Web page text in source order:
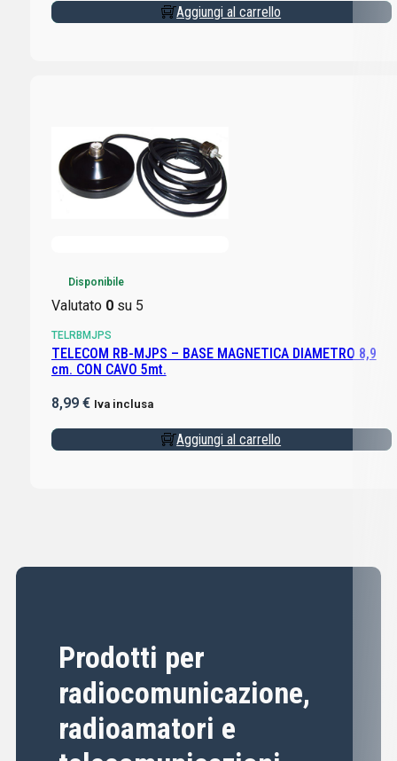
Aggiungi al carrello
Disponibile
Valutato 0su 5
TELRBMJPS
TELECOM RB-MJPS – BASE MAGNETICA DIAMETRO 8,9
cm. CON CAVO 5mt.
8,99 € Iva inclusa
Aggiungi al carrello
Prodotti per
radiocomunicazione,
radioamatori e